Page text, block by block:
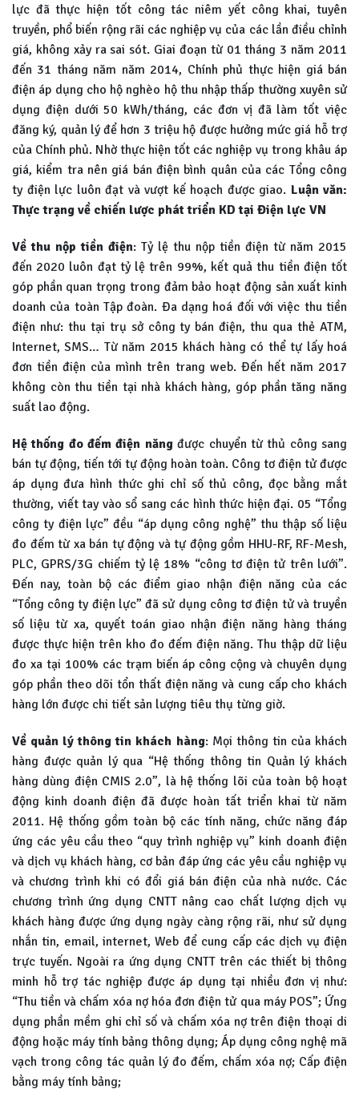
lực đã thực hiện tốt công tác niêm yết công khai, tuyên
truyền, phổ biến rộng rãi các nghiệp vụ của các lần điều chỉnh
giá, không xảy ra sai sót. Giai đoạn từ 01 tháng 3 năm 2011
đến 31 tháng năm năm 2014, Chính phủ thực hiện giá bán
điện áp dụng cho hộ nghèo hộ thu nhập thấp thường xuyên sử
dụng điện dưới 50 kWh/tháng, các đơn vị đã làm tốt việc
đăng ký, quản lý để hơn 3 triệu hộ được hưởng mức giá hỗ trợ
của Chính phủ. Nhờ thực hiện tốt các nghiệp vụ trong khâu áp
giá, kiểm tra nên giá bán điện bình quân của các Tổng công
ty điện lực luôn đạt và vượt kế hoạch được giao. Luận văn:
Thực trạng về chiến lược phát triển KD tại Điện lực VN
Về thu nộp tiền điện: Tỷ lệ thu nộp tiền điện từ năm 2015
đến 2020 luôn đạt tỷ lệ trên 99%, kết quả thu tiền điện tốt
góp phần quan trọng trong đảm bảo hoạt động sản xuất kinh
doanh của toàn Tập đoàn. Đa dạng hoá đối với việc thu tiền
điện như: thu tại trụ sở công ty bán điện, thu qua thẻ ATM,
Internet, SMS… Từ năm 2015 khách hàng có thể tự lấy hoá
đơn tiền điện của mình trên trang web. Đến hết năm 2017
không còn thu tiền tại nhà khách hàng, góp phần tăng năng
suất lao động.
Hệ thống đo đếm điện năngđược chuyển từ thủ công sang
bán tự động, tiến tới tự động hoàn toàn. Công tơ điện tử được
áp dụng đưa hình thức ghi chỉ số thủ công, đọc bằng mắt
thường, viết tay vào sổ sang các hình thức hiện đại. 05 “Tổng
công ty điện lực” đều “áp dụng công nghệ” thu thập số liệu
đo đếm từ xa bán tự động và tự động gồm HHU-RF, RF-Mesh,
PLC, GPRS/3G chiếm tỷ lệ 18% “công tơ điện tử trên lưới”.
Đến nay, toàn bộ các điểm giao nhận điện năng của các
“Tổng công ty điện lực” đã sử dụng công tơ điện tử và truyền
số liệu từ xa, quyết toán giao nhận điện năng hàng tháng
được thực hiện trên kho đo đếm điện năng. Thu thập dữ liệu
đo xa tại 100% các trạm biến áp công cộng và chuyên dụng
góp phần theo dõi tổn thất điện năng và cung cấp cho khách
hàng lớn được chi tiết sản lượng tiêu thụ từng giờ.
Về quản lý thông tin khách hàng: Mọi thông tin của khách
hàng được quản lý qua “Hệ thống thông tin Quản lý khách
hàng dùng điện CMIS 2.0”, là hệ thống lõi của toàn bộ hoạt
động kinh doanh điện đã được hoàn tất triển khai từ năm
2011. Hệ thống gồm toàn bộ các tính năng, chức năng đáp
ứng các yêu cầu theo “quy trình nghiệp vụ” kinh doanh điện
và dịch vụ khách hàng, cơ bản đáp ứng các yêu cầu nghiệp vụ
và chương trình khi có đổi giá bán điện của nhà nước. Các
chương trình ứng dụng CNTT nâng cao chất lượng dịch vụ
khách hàng được ứng dụng ngày càng rộng rãi, như sử dụng
nhắn tin, email, internet, Web để cung cấp các dịch vụ điện
trực tuyến. Ngoài ra ứng dụng CNTT trên các thiết bị thông
minh hỗ trợ tác nghiệp được áp dụng tại nhiều đơn vị như:
“Thu tiền và chấm xóa nợ hóa đơn điện tử qua máy POS”; Ứng
dụng phần mềm ghi chỉ số và chấm xóa nợ trên điện thoại di
động hoặc máy tính bảng thông dụng; Áp dụng công nghệ mã
vạch trong công tác quản lý đo đếm, chấm xóa nợ; Cấp điện
bằng máy tính bảng;